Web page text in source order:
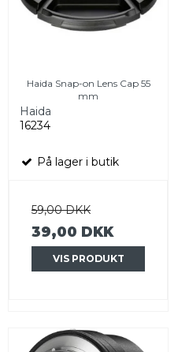
Haida Snap-on Lens Cap 55
mm
Haida
16234
På lager i butik
59,00 DKK
39,00 DKK
VIS PRODUKT